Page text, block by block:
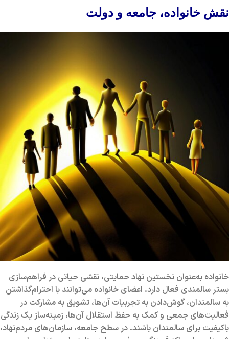
نقش خانواده، جامعه و دولت
خانواده به‌عنوان نخستین نهاد حمایتی، نقشی حیاتی در فراهم‌سازی
بستر سالمندی فعال دارد. اعضای خانواده می‌توانند با احترام‌گذاشتن
به سالمندان، گوش‌دادن به تجربیات آن‌ها، تشویق به مشارکت در
فعالیت‌های جمعی و کمک به حفظ استقلال آن‌ها، زمینه‌ساز یک زندگی
باکیفیت برای سالمندان باشند. در سطح جامعه، سازمان‌های مردم‌نهاد،